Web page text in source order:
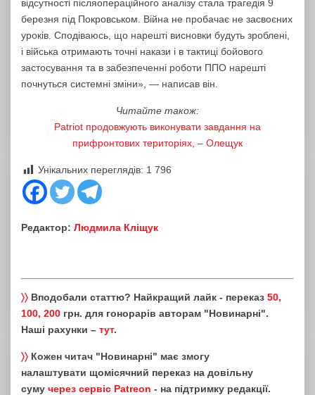
відсутності післяопераційного аналізу стала трагедія 9
березня під Покровськом. Війна не пробачає не засвоєних
уроків. Сподіваюсь, що нарешті висновки будуть зроблені,
і війська отримають точні накази і в тактиці бойового
застосування та в забезпеченні роботи ППО нарешті
почнуться системні зміни», — написав він.
Читайте також:
Patriot продовжують виконувати завдання на
прифронтових територіях, – Олещук
Унікальних переглядів: 1 796
Редактор: Людмила Кліщук
〉〉 Вподобали статтю? Найкращий лайк - переказ 50,
100, 200 грн. для гонорарів авторам "Новинарні".
Наші рахунки – тут.
〉〉 Кожен читач "Новинарні" має змогу
налаштувати щомісячний переказ на довільну
суму через сервіс Patreon - на підтримку редакції.